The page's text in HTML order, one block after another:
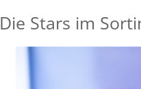
Die Stars im